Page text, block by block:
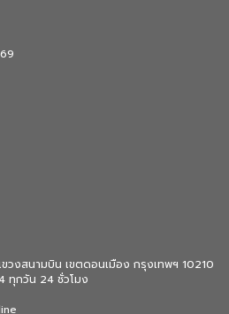
วงสนามบิน เขตดอนเมือง กรุงเทพฯ 10210
ทุกวัน 24 ชั่วโมง